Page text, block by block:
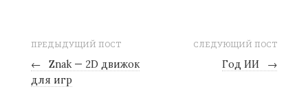
ПРЕДЫДУЩИЙ ПОСТ
←
Znak — 2D движок
для игр
СЛЕДУЮЩИЙ ПОСТ
Год ИИ →